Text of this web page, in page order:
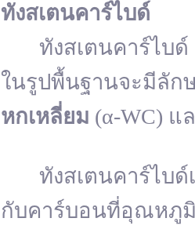
ทังสเตนคาร์ไบด์
ทังสเตนคาร์ไบด์ (
ในรูปพื้นฐานจะมีลัก
หกเหลี่ยม (α-WC) แ
ทังสเตนคาร์ไบด์เ
กับคาร์บอนที่อุณหภูมิ